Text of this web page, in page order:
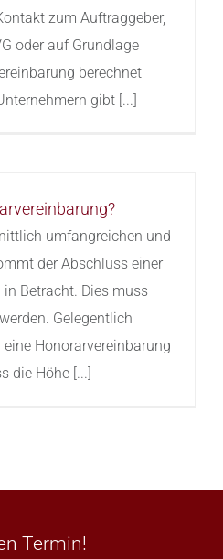
zum Auftraggeber,
oder auf Grundlage
berechnet
gibt [...]
umfangreichen und
der Abschluss einer
Betracht. Dies muss
Gelegentlich
Honorarvereinbarung
die Höhe [...]
Termin!